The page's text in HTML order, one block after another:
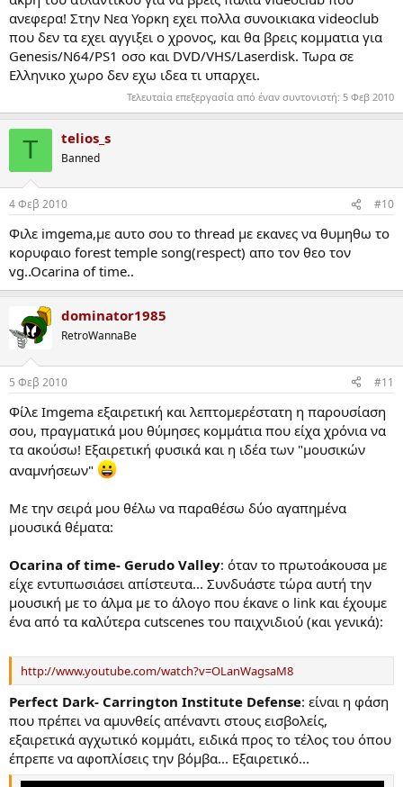
ανεφερα! Στην Νεα Υορκη εχει πολλα συνοικιακα videoclub
που δεν τα εχει αγγιξει ο χρονος, και θα βρεις κομματια για
Genesis/Ν64/PS1 οσο και DVD/VHS/Laserdisk. Τωρα σε
Ελληνικο χωρο δεν εχω ιδεα τι υπαρχει.
Τελευταία επεξεργασία από έναν συντονιστή: 5 Φεβ 2010
T telios_s
Banned
4 Φεβ 2010 #10
Φιλε imgema,με αυτο σου το thread με εκανες να θυμηθω το
κορυφαιο forest temple song(respect) απο τον θεο τον
vg..Ocarina of time..
dominator1985
RetroWannaBe
5 Φεβ 2010 #11
Φίλε Imgema εξαιρετική και λεπτομερέστατη η παρουσίαση
σου, πραγματικά μου θύμησες κομμάτια που είχα χρόνια να
τα ακούσω! Εξαιρετική φυσικά και η ιδέα των "μουσικών
αναμνήσεων"
Με την σειρά μου θέλω να παραθέσω δύο αγαπημένα
μουσικά θέματα:
Ocarina of time- Gerudo Valley: όταν το πρωτοάκουσα με
είχε εντυπωσιάσει απίστευτα... Συνδυάστε τώρα αυτή την
μουσική με το άλμα με το άλογο που έκανε ο link και έχουμε
ένα από τα καλύτερα cutscenes του παιχνιδιού (και γενικά):
http://www.youtube.com/watch?v=OLanWagsaM8
Perfect Dark- Carrington Institute Defense: είναι η φάση
που πρέπει να αμυνθείς απέναντι στους εισβολείς,
εξαιρετικά αγχωτικό κομμάτι, ειδικά προς το τέλος του όπου
έπρεπε να αφοπλίσεις την βόμβα... Εξαιρετικό...